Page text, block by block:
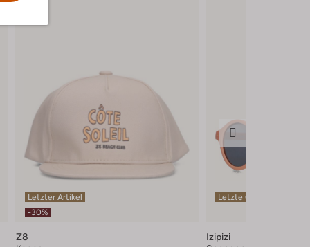
Letzter Artikel
-30%
Z8
Letzte Größen
Izipizi